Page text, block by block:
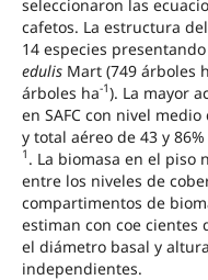
seleccionaron las
cafetos. La estructura
14 especies
edulisMart (749 árboles
árboles ha-1). La mayor
en SAFC con nivel
y total aéreo de 43 y
1 . La biomasa en el piso
entre los niveles de
compartimentos de
estiman con coe cientes
el diámetro basal y
independientes.